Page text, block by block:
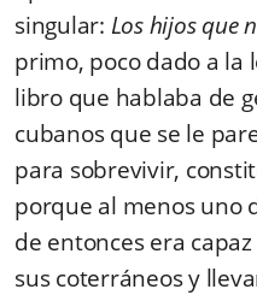
singular: Los hijos que
primo, poco dado a la
libro que hablaba de
cubanos que se le
para sobrevivir,
porque al menos uno
de entonces era
sus coterráneos y